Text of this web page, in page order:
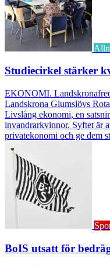
Studiecirkel stärker
EKONOMI.
Landskrona Glumslövs
Livslång ekonomi, en
invandrarkvinnor. Syftet är
privatekonomi och ge dem
BoIS utsatt för